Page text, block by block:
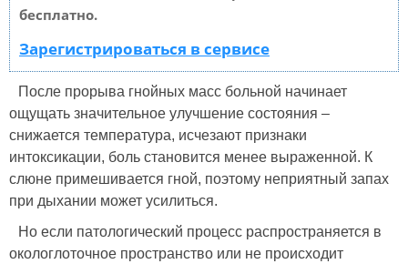
бесплатно.
Зарегистрироваться в сервисе
После прорыва гнойных масс больной начинает
ощущать значительное улучшение состояния –
снижается температура, исчезают признаки
интоксикации, боль становится менее выраженной. К
слюне примешивается гной, поэтому неприятный запах
при дыхании может усилиться.
Но если патологический процесс распространяется в
окологлоточное пространство или не происходит